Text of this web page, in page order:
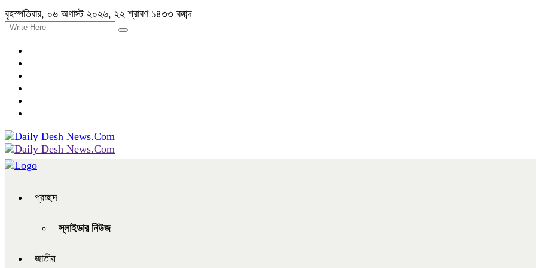
বৃহস্পতিবার, ০৬ অগাস্ট ২০২৬, ২২ শ্রাবণ ১৪৩৩ বঙ্গাব্দ
প্রচ্ছদ
স্লাইডার নিউজ
জাতীয়